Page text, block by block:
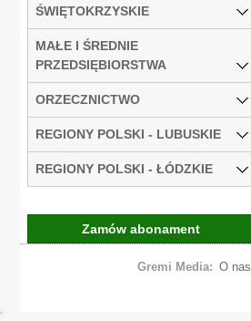
ŚWIĘTOKRZYSKIE
MAŁE I ŚREDNIE
PRZEDSIĘBIORSTWA
ORZECZNICTWO
REGIONY POLSKI - LUBUSKIE
REGIONY POLSKI - ŁÓDZKIE
Zamów abonament
Gremi Media: O nas